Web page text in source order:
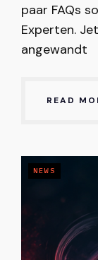
paar FAQs
Experten.
angewandt
READ
NEWS